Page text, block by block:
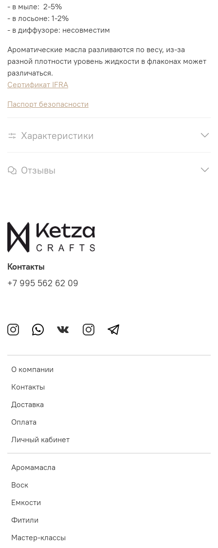
- в мыле: 2-5%
- в лосьоне: 1-2%
- в диффузоре: несовместим
Ароматические масла разливаются по весу, из-за
разной плотности уровень жидкости в флаконах может
различаться.
Сертификат IFRA
Паспорт безопасности
Характеристики
Отзывы
О компании
Контакты
Доставка
Оплата
Личный кабинет
Аромамасла
Воск
Емкости
Фитили
Мастер-классы
Контакты
+7 995 562 62 09